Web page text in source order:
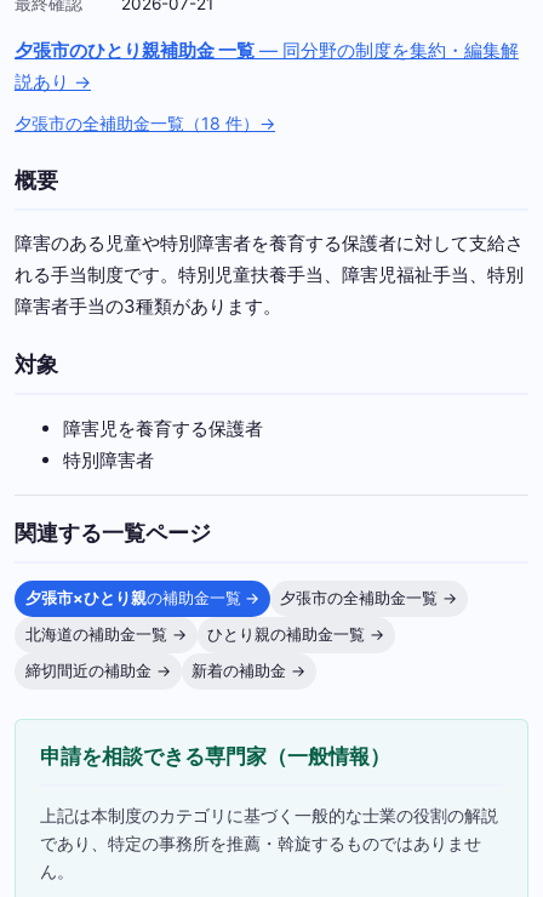
最終確認
2026-07-21
夕張市のひとり親補助金 一覧 — 同分野の制度を集約・編集解
説あり →
夕張市の全補助金一覧（18 件）→
概要
障害のある児童や特別障害者を養育する保護者に対して支給さ
れる手当制度です。特別児童扶養手当、障害児福祉手当、特別
障害者手当の3種類があります。
対象
障害児を養育する保護者
特別障害者
関連する一覧ページ
夕張市×ひとり親の補助金一覧 →
夕張市の全補助金一覧 →
北海道の補助金一覧 →
ひとり親の補助金一覧 →
締切間近の補助金 →
新着の補助金 →
申請を相談できる専門家（一般情報）
上記は本制度のカテゴリに基づく一般的な士業の役割の解説
であり、特定の事務所を推薦・斡旋するものではありませ
ん。